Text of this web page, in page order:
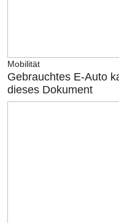
Mobilität
Gebrauchtes E-Auto
dieses Dokument